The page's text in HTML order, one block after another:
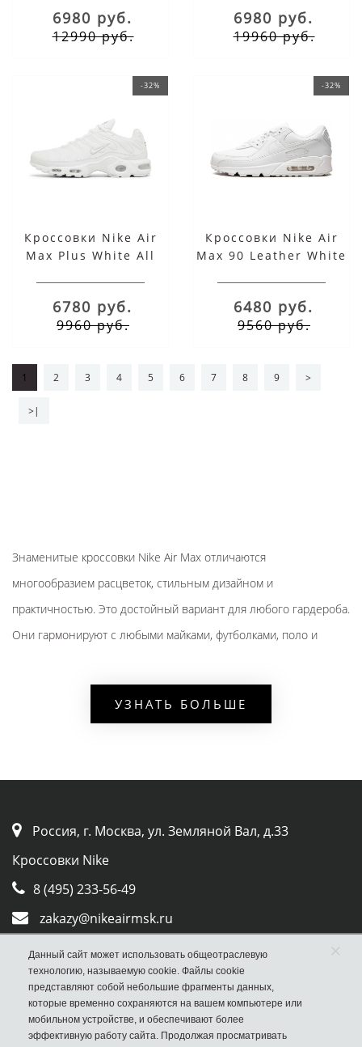
6980 руб.
12990 руб.
6980 руб.
19960 руб.
-32%
Кроссовки Nike Air
Max Plus White All
6780 руб.
9960 руб.
-32%
Кроссовки Nike Air
Max 90 Leather White
6480 руб.
9560 руб.
1 2 3 4 5 6 7 8 9 >
>|
Знаменитые кроссовки Nike Air Max отличаются
многообразием расцветок, стильным дизайном и
практичностью. Это достойный вариант для любого гардероба.
Они гармонируют с любыми майками, футболками, поло и
людям, и на то есть немало доводов:
их производят из природной кожи и сетки;
обеспечивает отличная амортизация стопы за счёт
красок;
логотипы бренда сверху;
разновидность цветов.
Новая линейка спортивной обуви оснащена контрастными
вставками. Они выглядят узнаваемо и привлекательно на
фоне конкурентов. Стильные аир максы не стыдно надеть на
УЗНАТЬ БОЛЬШЕ
Россия, г. Москва, ул. Земляной Вал, д.33
Кроссовки Nike
8 (495) 233-56-49
zakazy@nikeairmsk.ru
Whatsapp
Viber
Данный сайт может использовать общеотраслевую
технологию, называемую cookie. Файлы cookie
представляют собой небольшие фрагменты данных,
которые временно сохраняются на вашем компьютере или
мобильном устройстве, и обеспечивают более
эффективную работу сайта. Продолжая просматривать
×